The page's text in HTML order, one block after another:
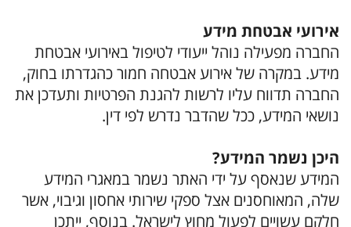
אירועי אבטחת מידע
החברה מפעילה נוהל ייעודי לטיפול באירועי אבטחת
מידע. במקרה של אירוע אבטחה חמור כהגדרתו בחוק,
החברה תדווח עליו לרשות להגנת הפרטיות ותעדכן את
נושאי המידע, ככל שהדבר נדרש לפי דין.
היכן נשמר המידע?
המידע שנאסף על ידי האתר נשמר במאגרי המידע
שלה, המאוחסנים אצל ספקי שירותי אחסון וגיבוי, אשר
חלקם עשויים לפעול מחוץ לישראל. בנוסף, ייתכן